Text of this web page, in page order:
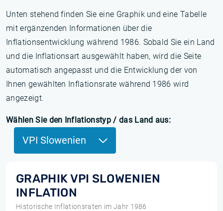
Unten stehend finden Sie eine Graphik und eine Tabelle
mit ergänzenden Informationen über die
Inflationsentwicklung während 1986. Sobald Sie ein Land
und die Inflationsart ausgewählt haben, wird die Seite
automatisch angepasst und die Entwicklung der von
Ihnen gewählten Inflationsrate während 1986 wird
angezeigt.
Wählen Sie den Inflationstyp / das Land aus:
VPI Slowenien
GRAPHIK VPI SLOWENIEN
INFLATION
Historische Inflationsraten im Jahr 1986